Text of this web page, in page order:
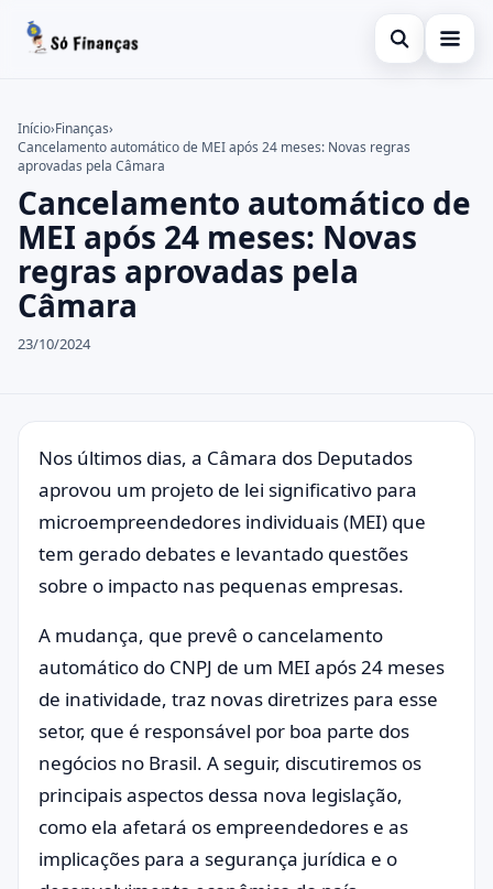
Abrir busca
Finanças
Empréstimo
Informações
Investimentos
Consignado
Buscar no site
Buscar por:
Pressione Enter para buscar ou ESC para fechar.
Início›Finanças›
Cancelamento automático de MEI após 24 meses: Novas regras
aprovadas pela Câmara
Cancelamento automático de
MEI após 24 meses: Novas
regras aprovadas pela
Câmara
23/10/2024
Nos últimos dias, a Câmara dos Deputados
aprovou um projeto de lei significativo para
microempreendedores individuais (MEI) que
tem gerado debates e levantado questões
sobre o impacto nas pequenas empresas.
A mudança, que prevê o cancelamento
automático do CNPJ de um MEI após 24 meses
de inatividade, traz novas diretrizes para esse
setor, que é responsável por boa parte dos
negócios no Brasil. A seguir, discutiremos os
principais aspectos dessa nova legislação,
como ela afetará os empreendedores e as
implicações para a segurança jurídica e o